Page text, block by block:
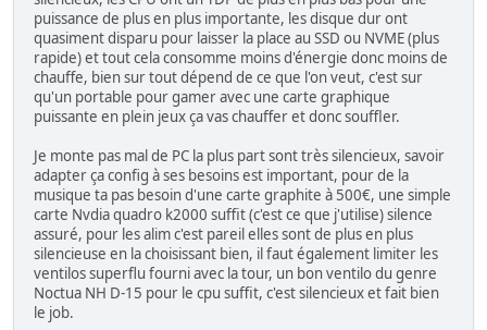
puissance de plus en plus importante, les disque dur ont
quasiment disparu pour laisser la place au SSD ou NVME (plus
rapide) et tout cela consomme moins d'énergie donc moins de
chauffe, bien sur tout dépend de ce que l'on veut, c'est sur
qu'un portable pour gamer avec une carte graphique
puissante en plein jeux ça vas chauffer et donc souffler.
Je monte pas mal de PC la plus part sont très silencieux, savoir
adapter ça config à ses besoins est important, pour de la
musique ta pas besoin d'une carte graphite à 500€, une simple
carte Nvdia quadro k2000 suffit (c'est ce que j'utilise) silence
assuré, pour les alim c'est pareil elles sont de plus en plus
silencieuse en la choisissant bien, il faut également limiter les
ventilos superflu fourni avec la tour, un bon ventilo du genre
Noctua NH D-15 pour le cpu suffit, c'est silencieux et fait bien
le job.